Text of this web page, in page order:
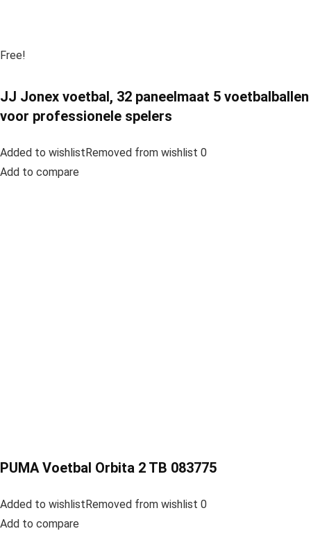
Free!
JJ Jonex voetbal, 32 paneelmaat 5 voetbalballen
voor professionele spelers
Added to wishlistRemoved from wishlist 0
Add to compare
PUMA Voetbal Orbita 2 TB 083775
Added to wishlistRemoved from wishlist 0
Add to compare